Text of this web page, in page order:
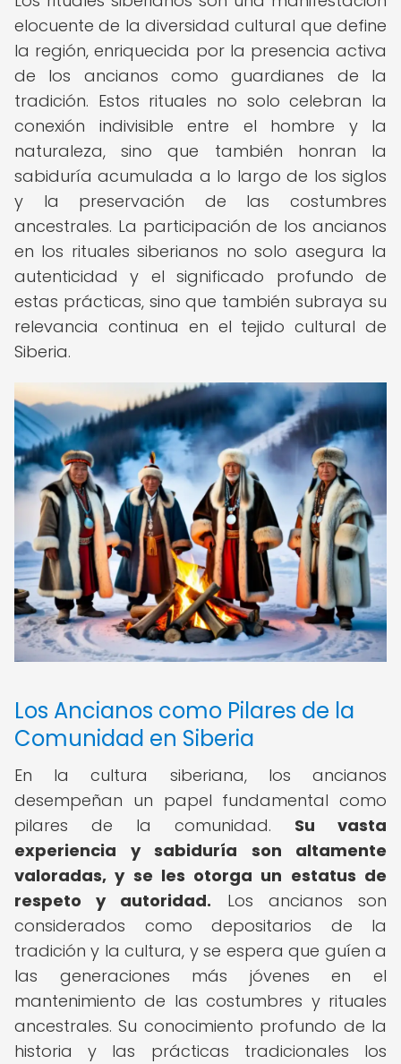
elocuente de la diversidad cultural que define
la región, enriquecida por la presencia activa
de los ancianos como guardianes de la
tradición. Estos rituales no solo celebran la
conexión indivisible entre el hombre y la
naturaleza, sino que también honran la
sabiduría acumulada a lo largo de los siglos
y la preservación de las costumbres
ancestrales. La participación de los ancianos
en los rituales siberianos no solo asegura la
autenticidad y el significado profundo de
estas prácticas, sino que también subraya su
relevancia continua en el tejido cultural de
Siberia.
Los Ancianos como Pilares de la
Comunidad en Siberia
En la cultura siberiana, los ancianos
desempeñan un papel fundamental como
pilares de la comunidad. Su vasta
experiencia y sabiduría son altamente
valoradas, y se les otorga un estatus de
respeto y autoridad. Los ancianos son
considerados como depositarios de la
tradición y la cultura, y se espera que guíen a
las generaciones más jóvenes en el
mantenimiento de las costumbres y rituales
ancestrales. Su conocimiento profundo de la
historia y las prácticas tradicionales los